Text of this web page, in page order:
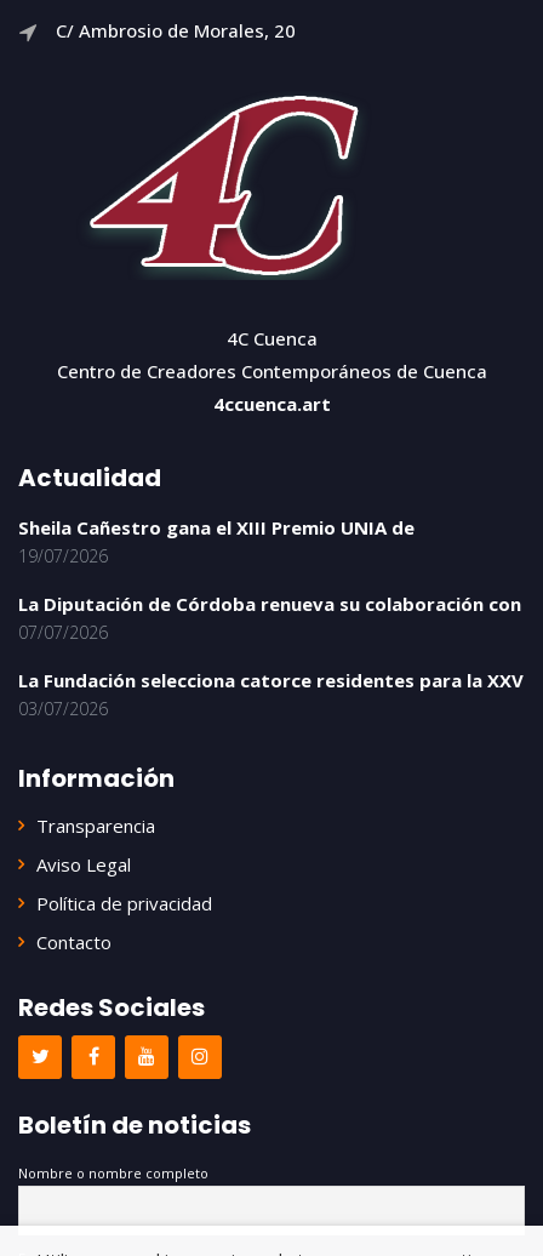
C/ Ambrosio de Morales, 20
4C Cuenca
Centro de Creadores Contemporáneos de Cuenca
4ccuenca.art
Actualidad
Sheila Cañestro gana el XIII Premio UNIA de
19/07/2026
La Diputación de Córdoba renueva su colaboración con
07/07/2026
La Fundación selecciona catorce residentes para la XXV
03/07/2026
Información
Transparencia
Aviso Legal
Política de privacidad
Contacto
Redes Sociales
Boletín de noticias
Nombre o nombre completo